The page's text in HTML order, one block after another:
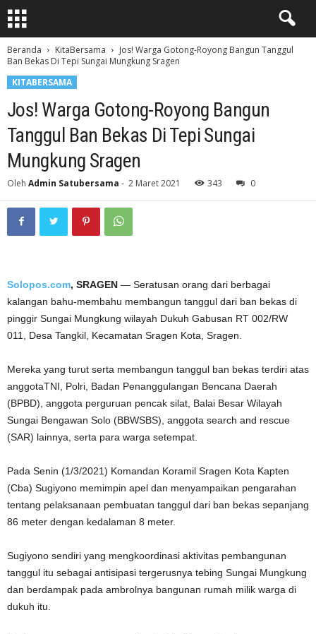
Beranda KitaBersama
Jos! Warga Gotong-Royong Bangun Tanggul
Ban Bekas Di Tepi Sungai Mungkung Sragen
KITABERSAMA
Jos! Warga Gotong-Royong Bangun
Tanggul Ban Bekas Di Tepi Sungai
Mungkung Sragen
Oleh Admin Satubersama - 2 Maret 2021 343 0
Solopos.com, SRAGEN — Seratusan orang dari berbagai
kalangan bahu-membahu membangun tanggul dari ban bekas di
pinggir Sungai Mungkung wilayah Dukuh Gabusan RT 002/RW
011, Desa Tangkil, Kecamatan Sragen Kota, Sragen.
Mereka yang turut serta membangun tanggul ban bekas terdiri atas
anggotaTNI, Polri, Badan Penanggulangan Bencana Daerah
(BPBD), anggota perguruan pencak silat, Balai Besar Wilayah
Sungai Bengawan Solo (BBWSBS), anggota search and rescue
(SAR) lainnya, serta para warga setempat.
Pada Senin (1/3/2021) Komandan Koramil Sragen Kota Kapten
(Cba) Sugiyono memimpin apel dan menyampaikan pengarahan
tentang pelaksanaan pembuatan tanggul dari ban bekas sepanjang
86 meter dengan kedalaman 8 meter.
Sugiyono sendiri yang mengkoordinasi aktivitas pembangunan
tanggul itu sebagai antisipasi tergerusnya tebing Sungai Mungkung
dan berdampak pada ambrolnya bangunan rumah milik warga di
dukuh itu.